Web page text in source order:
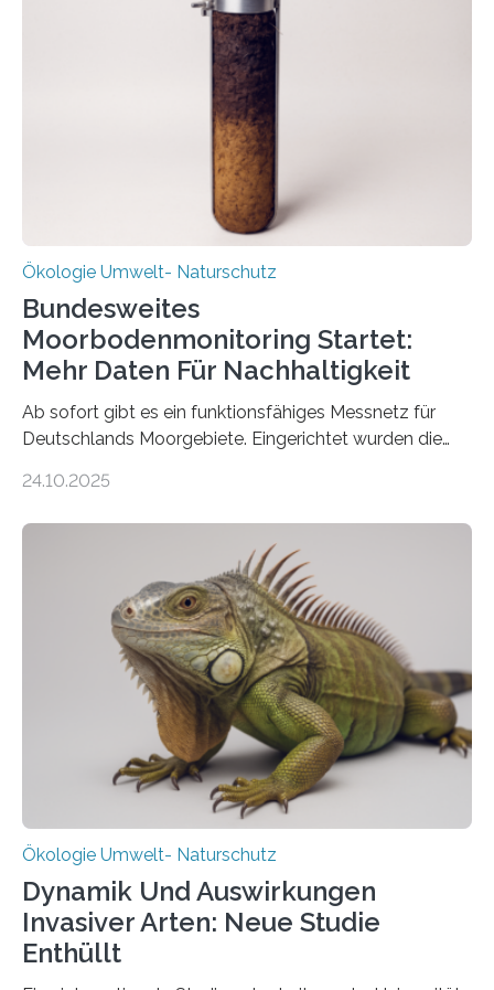
Deutschen Biomasseforschungszentrum und der
Stadtreinigung Leipzig konzipierte und am 24. Oktober
2025 offiziell eingeweihte Stadtrundgang „KreisLauf“. Er
ist ab sofort im Leipziger Stadtgebiet…
Ökologie Umwelt- Naturschutz
Bundesweites
Moorbodenmonitoring Startet:
Mehr Daten Für Nachhaltigkeit
Ab sofort gibt es ein funktionsfähiges Messnetz für
Deutschlands Moorgebiete. Eingerichtet wurden die
vergangenen fünf Jahren von Wissenschaftlerinnen
heutigen Donnerstag übergeben sie ihren Bericht zur
Aufbauphase an den Auftraggeber, das
Bundesministerium für Landwirtschaft, Ernährung und
Heimat. Braunschweig/Eberswalde (23. Oktober 2025).
Ein Netz aus 155 Messstationen spannt sich neuerdings
über Deutschlands Moorböden. Eingerichtet wurden sie
in den vergangenen fünf Jahren von
Wissenschaftlerinnen und Wissenschaftlern des
Thünen-Instituts für Agrarklimaschutz…
24.10.2025
Ökologie Umwelt- Naturschutz
Dynamik Und Auswirkungen
Invasiver Arten: Neue Studie
Enthüllt